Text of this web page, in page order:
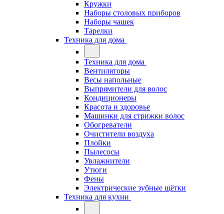
Кружки
Наборы столовых приборов
Наборы чашек
Тарелки
Техника для дома
Техника для дома
Вентиляторы
Весы напольные
Выпрямители для волос
Кондиционеры
Красота и здоровье
Машинки для стрижки волос
Обогреватели
Очистители воздуха
Плойки
Пылесосы
Увлажнители
Утюги
Фены
Электрические зубные щётки
Техника для кухни